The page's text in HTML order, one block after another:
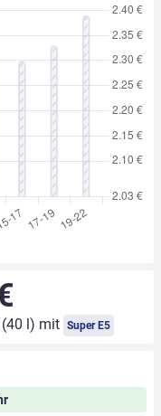
l) mit Super E5